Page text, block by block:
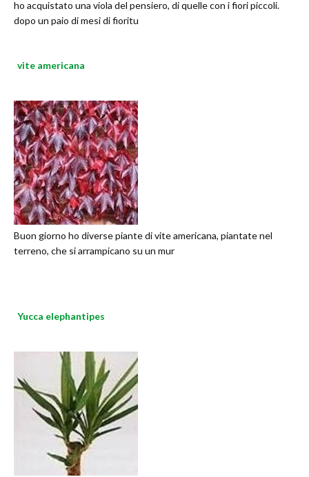
ho acquistato una viola del pensiero, di quelle con i fiori piccoli.
dopo un paio di mesi di fioritu
vite americana
Buon giorno ho diverse piante di vite americana, piantate nel
terreno, che si arrampicano su un mur
Yucca elephantipes